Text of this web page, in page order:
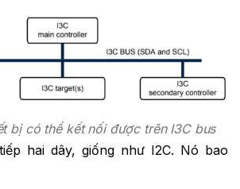
bị có thể kết nối được trên I3C bus
hai dây, giống như I2C. Nó bao